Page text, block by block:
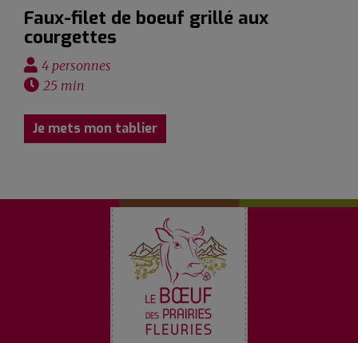
Faux-filet de boeuf grillé aux
courgettes
4 personnes
25 min
Je mets mon tablier